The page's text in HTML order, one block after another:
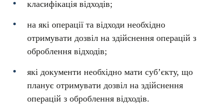
класифікація відходів;
на які операції та відходи необхідно
отримувати дозвіл на здійснення операцій з
оброблення відходів;
які документи необхідно мати суб’єкту, що
планує отримувати дозвіл на здійснення
операцій з оброблення відходів.